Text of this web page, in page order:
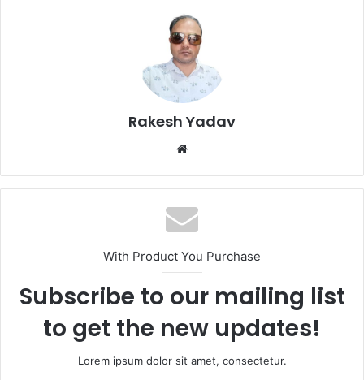
Rakesh Yadav
b
s
i
e
With Product You Purchase
Subscribe to our mailing list
to get the new updates!
Lorem ipsum dolor sit amet, consectetur.